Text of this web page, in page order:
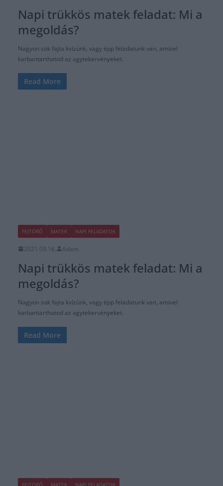
Napi trükkös matek feladat: Mi a
megoldás?
Nagyon sok fajta kvízünk, vagy épp feladatunk van, amivel
karbantarthatod az agytekervényeket.
Read More
FEJTÖRŐ MATEK NAPI FELADATOK
2021.09.16. Adam
Napi trükkös matek feladat: Mi a
megoldás?
Nagyon sok fajta kvízünk, vagy épp feladatunk van, amivel
karbantarthatod az agytekervényeket.
Read More
FEJTÖRŐ MATEK NAPI FELADATOK